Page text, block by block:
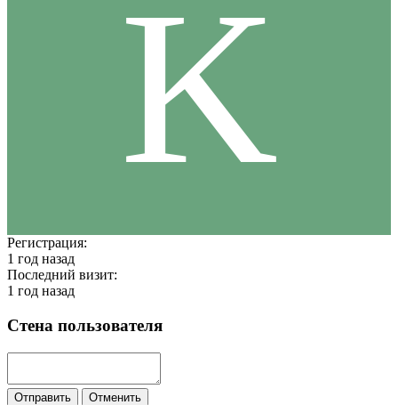
K
Регистрация:
1 год назад
Последний визит:
1 год назад
Стена пользователя
Отправить Отменить